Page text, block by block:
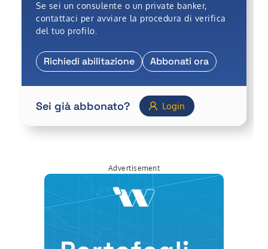
Se sei un consulente o un private banker,
contattaci per avviare la procedura di verifica
del tuo profilo.
Richiedi abilitazione Abbonati ora
Sei già abbonato? Login
Advertisement